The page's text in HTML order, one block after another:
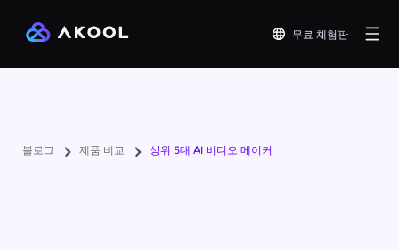
무료 체험판
블로그 제품 비교 상위 5대 AI 비디오 메이커